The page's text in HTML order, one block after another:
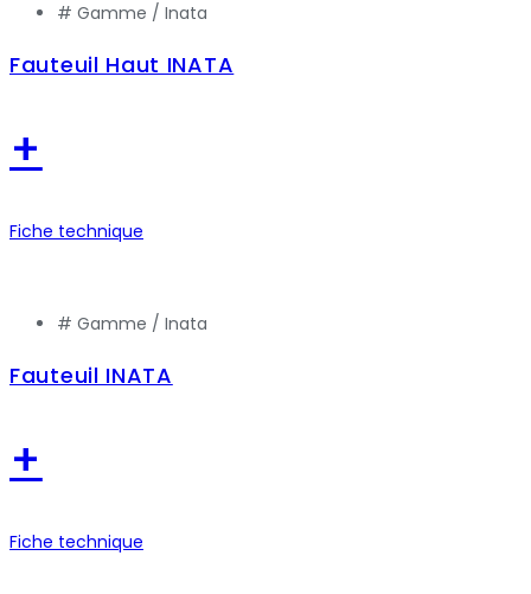
# Gamme / Inata
Fauteuil Haut INATA
+
Fiche technique
# Gamme / Inata
Fauteuil INATA
+
Fiche technique